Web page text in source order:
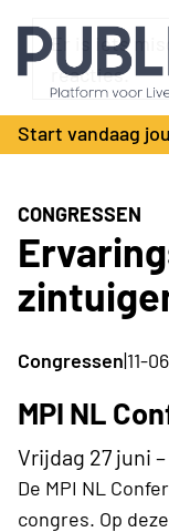
Industry
Vacatures
Kalender
Producten
Locatie Finder
Contact
Over ons
Adverteren
Start vandaag
CONGRESSEN
Congressen|11-
MPI NL
Vrijdag 27 juni
De MPI NL
congres. Op